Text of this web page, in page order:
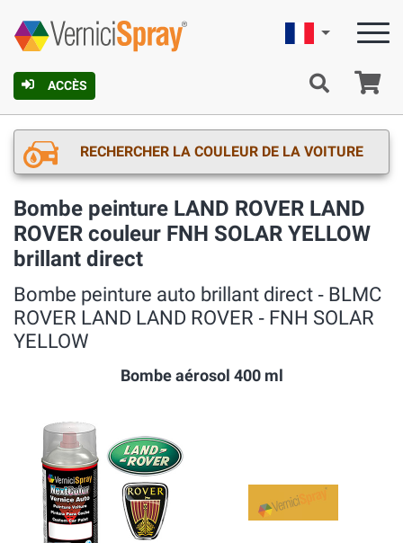
ACCÈS
Française
RECHERCHER LA COULEUR DE LA VOITURE
Bombe peinture LAND ROVER LAND
ROVER couleur FNH SOLAR YELLOW
brillant direct
Bombe peinture auto brillant direct ‐ BLMC
ROVER LAND LAND ROVER ‐ FNH SOLAR
YELLOW
Bombe aérosol 400 ml